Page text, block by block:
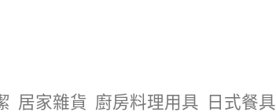
居家雜貨 廚房料理用具 日式餐具